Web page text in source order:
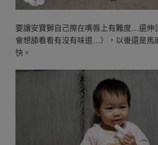
要讓安寶獅自己擦在嘴唇上有難度…還
會想舔看看有沒有味道…），以後還是馬
快。